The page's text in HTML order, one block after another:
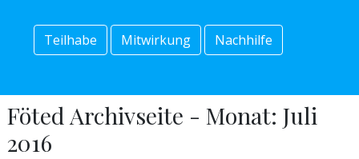
Teilhabe Mitwirkung Nachhilfe
Föted Archivseite - Monat: Juli
2016